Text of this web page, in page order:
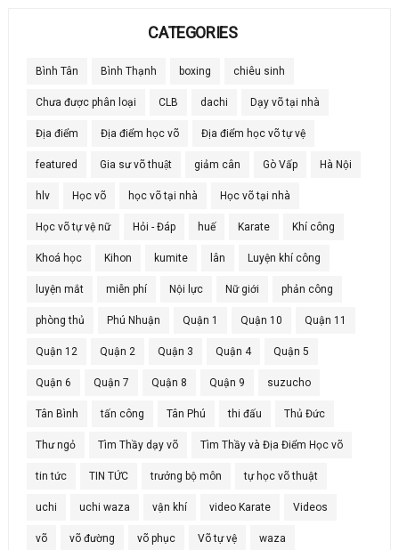
CATEGORIES
Bình Tân Bình Thạnh boxing chiêu sinh
Chưa được phân loại CLB dachi Dạy võ tại nhà
Địa điểm Địa điểm học võ Địa điểm học võ tự vệ
featured Gia sư võ thuật giảm cân Gò Vấp Hà Nội
hlv Học võ học võ tại nhà Học võ tại nhà
Học võ tự vệ nữ Hỏi - Đáp huế Karate Khí công
Khoá học Kihon kumite lân Luyện khí công
luyện mắt miễn phí Nội lực Nữ giới phản công
phòng thủ Phú Nhuận Quận 1 Quận 10 Quận 11
Quận 12 Quận 2 Quận 3 Quận 4 Quận 5
Quận 6 Quận 7 Quận 8 Quận 9 suzucho
Tân Bình tấn công Tân Phú thi đấu Thủ Đức
Thư ngỏ Tìm Thầy dạy võ Tìm Thầy và Địa Điểm Học võ
tin tức TIN TỨC trưởng bộ môn tự học võ thuật
uchi uchi waza vận khí video Karate Videos
võ võ đường võ phục Võ tự vệ waza